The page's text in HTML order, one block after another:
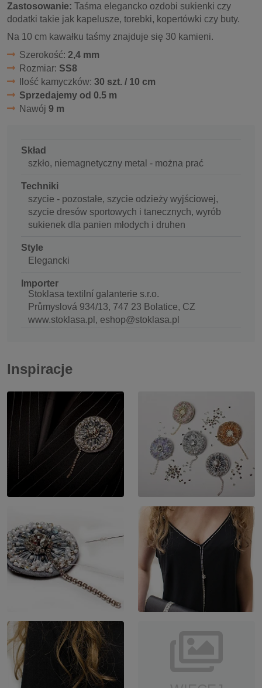
Zastosowanie: Taśma elegancko ozdobi sukienki czy
dodatki takie jak kapelusze, torebki, kopertówki czy buty.
Na 10 cm kawałku taśmy znajduje się 30 kamieni.
Szerokość: 2,4 mm
Rozmiar: SS8
Ilość kamyczków: 30 szt. / 10 cm
Sprzedajemy od 0.5 m
Nawój 9 m
Skład
szkło, niemagnetyczny metal - można prać
Techniki
szycie - pozostałe, szycie odzieży wyjściowej,
szycie dresów sportowych i tanecznych, wyrób
sukienek dla panien młodych i druhen
Style
Elegancki
Importer
Stoklasa textilní galanterie s.r.o.
Průmyslová 934/13, 747 23 Bolatice, CZ
www.stoklasa.pl, eshop@stoklasa.pl
Inspiracje